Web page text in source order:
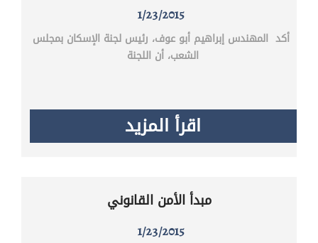
1/23/2015
أكد المهندس إبراهيم أبو عوف، رئيس لجنة الإسكان بمجلس
الشعب، أن اللجنة
اقرأ المزيد
مبدأ الأمن القانوني
1/23/2015